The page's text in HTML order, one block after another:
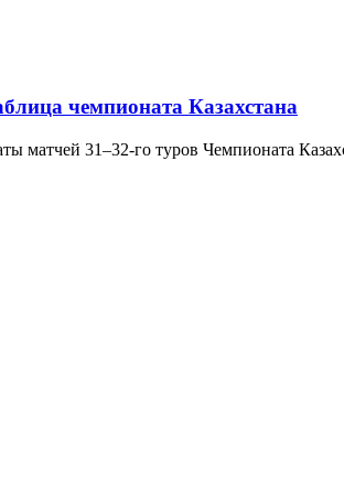
чемпионата Казахстана
матчей 31–32-го туров Чемпионата